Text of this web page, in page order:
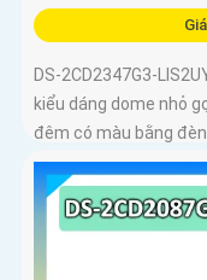
DS-2CD2347G3-
kiểu dáng dome nhỏ
đêm có màu bằng
HikAI-ISP, có tính
tiện, tích hợp micro